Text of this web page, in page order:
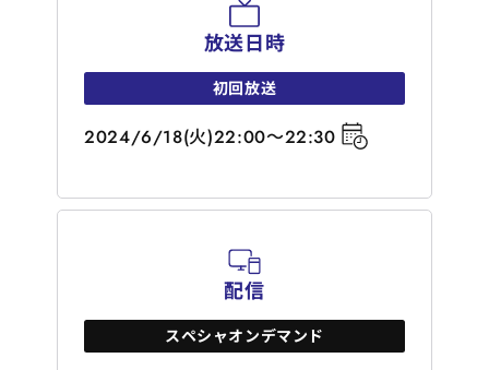
放送日時
初回放送
2024/6/18(火)22:00～22:30
配信
スペシャオンデマンド